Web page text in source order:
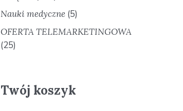
Nauki medyczne (5)
OFERTA TELEMARKETINGOWA
(25)
Twój koszyk